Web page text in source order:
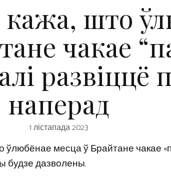
кажа, што
чакае
развіццё
наперад
1 лістапада 2023
ўлюбёнае месца ў Брайтане чакае
будзе дазволены.